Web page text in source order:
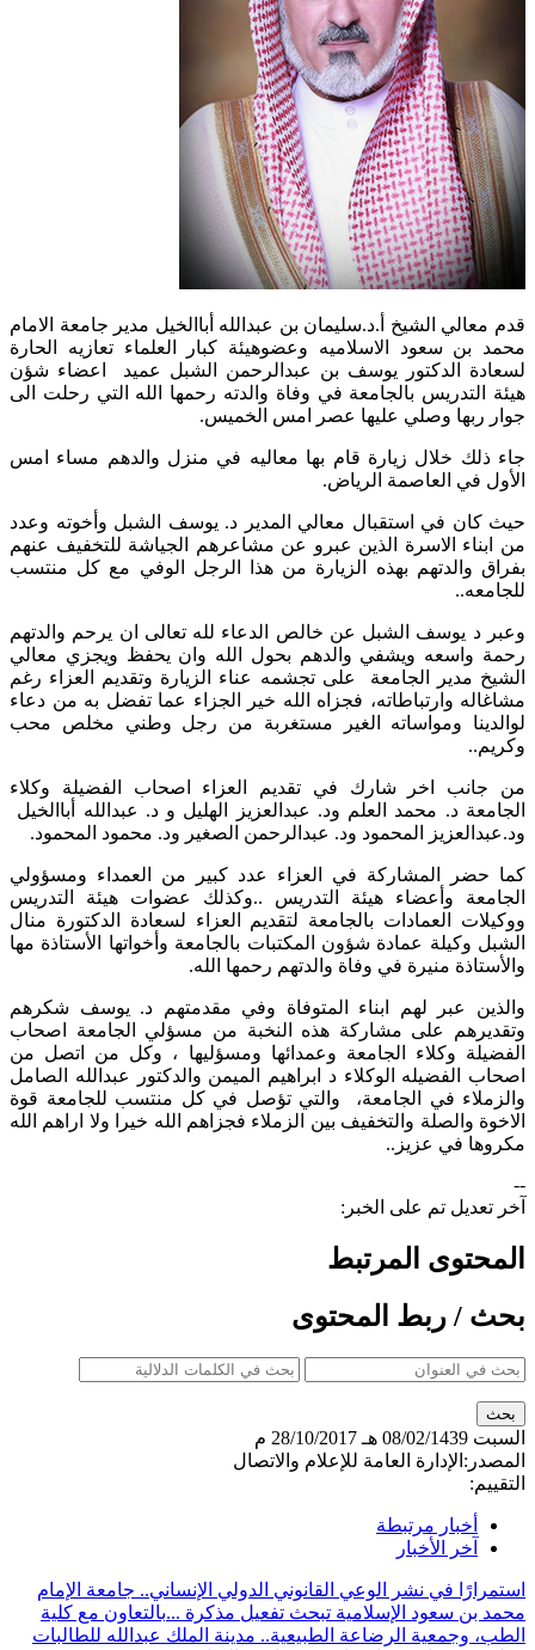
قدم معالي الشيخ أ.د.سليمان بن عبدالله أباالخيل مدير جامعة الامام
محمد بن سعود الاسلاميه وعضوهيئة كبار العلماء تعازيه الحارة
لسعادة الدكتور يوسف بن عبدالرحمن الشبل عميد اعضاء شؤن
هيئة التدريس بالجامعة في وفاة والدته رحمها الله التي رحلت الى
جوار ربها وصلي عليها عصر امس الخميس.
جاء ذلك خلال زيارة قام بها معاليه في منزل والدهم مساء امس
الأول في العاصمة الرياض.
حيث كان في استقبال معالي المدير د. يوسف الشبل وأخوته وعدد
من ابناء الاسرة الذين عبرو عن مشاعرهم الجياشة للتخفيف عنهم
بفراق والدتهم بهذه الزيارة من هذا الرجل الوفي مع كل منتسب
للجامعه..
وعبر د يوسف الشبل عن خالص الدعاء لله تعالى ان يرحم والدتهم
رحمة واسعه ويشفي والدهم بحول الله وان يحفظ ويجزي معالي
الشيخ مدير الجامعة على تجشمه عناء الزيارة وتقديم العزاء رغم
مشاغاله وارتباطاته، فجزاه الله خير الجزاء عما تفضل به من دعاء
لوالدينا ومواساته الغير مستغربة من رجل وطني مخلص محب
وكريم..
من جانب اخر شارك في تقديم العزاء اصحاب الفضيلة وكلاء
الجامعة د. محمد العلم ود. عبدالعزيز الهليل و د. عبدالله أباالخيل
ود.عبدالعزيز المحمود ود. عبدالرحمن الصغير ود. محمود المحمود.
كما حضر المشاركة في العزاء عدد كبير من العمداء ومسؤولي
الجامعة وأعضاء هيئة التدريس ..وكذلك عضوات هيئة التدريس
ووكيلات العمادات بالجامعة لتقديم العزاء لسعادة الدكتورة منال
الشبل وكيلة عمادة شؤون المكتبات بالجامعة وأخواتها الأستاذة مها
والأستاذة منيرة في وفاة والدتهم رحمها الله.
والذين عبر لهم ابناء المتوفاة وفي مقدمتهم د. يوسف شكرهم
وتقديرهم على مشاركة هذه النخبة من مسؤلي الجامعة اصحاب
الفضيلة وكلاء الجامعة وعمدائها ومسؤليها ، وكل من اتصل من
اصحاب الفضيله الوكلاء د ابراهيم الميمن والدكتور عبدالله الصامل
والزملاء في الجامعة، والتي تؤصل في كل منتسب للجامعة قوة
الاخوة والصلة والتخفيف بين الزملاء فجزاهم الله خيرا ولا اراهم الله
مكروها في عزيز..
--
آخر تعديل تم على الخبر:
المحتوى المرتبط
بحث / ربط المحتوى
السبت 08/02/1439 هـ
28/10/2017 م
المصدر: الإدارة العامة للإعلام والاتصال
التقييم:
أخبار مرتبطة
آخر الأخبار
استمرارًا في نشر الوعي القانوني الدولي الإنساني.. جامعة الإمام
محمد بن سعود الإسلامية تبحث تفعيل مذكرة ...بالتعاون مع كلية
الطب، وجمعية الرضاعة الطبيعية.. مدينة الملك عبدالله للطالبات